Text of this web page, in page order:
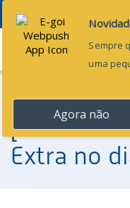
Menu
22 de março de 2019
Extra no